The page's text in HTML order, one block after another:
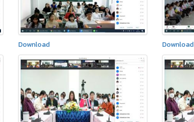
Download Download